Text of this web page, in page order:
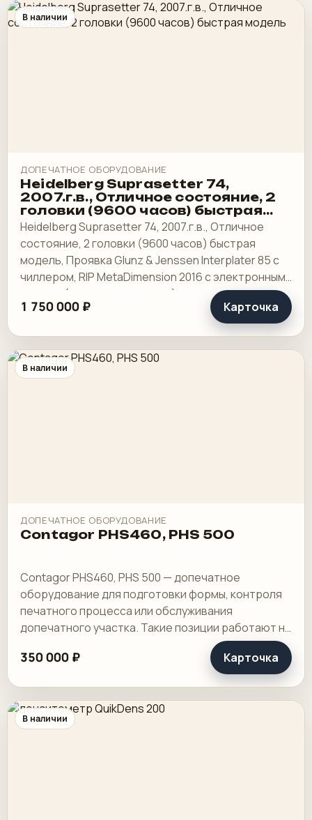
В наличии
ДОПЕЧАТНОЕ ОБОРУДОВАНИЕ
Heidelberg Suprasetter 74,
2007.г.в., Отличное состояние, 2
головки (9600 часов) быстрая
модель
Heidelberg Suprasetter 74, 2007.г.в., Отличное
состояние, 2 головки (9600 часов) быстрая
модель, Проявка Glunz & Jenssen Interplater 85 с
чиллером, RIP MetaDimension 2016 с электронным
ключом (открыты все опции), сервер.
1 750 000 ₽ Карточка
В наличии
ДОПЕЧАТНОЕ ОБОРУДОВАНИЕ
Contagor PHS460, PHS 500
Contagor PHS460, PHS 500 — допечатное
оборудование для подготовки формы, контроля
печатного процесса или обслуживания
допечатного участка. Такие позиции работают не
на виду у клиента, но именно они снимают
лишнюю возню.
350 000 ₽ Карточка
В наличии